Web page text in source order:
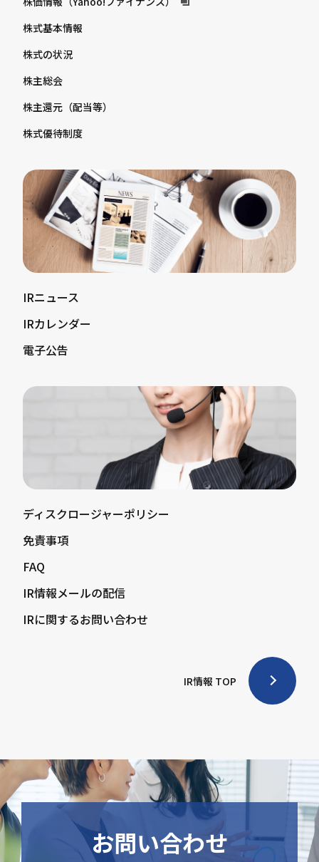
株式基本情報
株式の状況
株主総会
株主還元（配当等）
株式優待制度
IRニュース
IRカレンダー
電子公告
ディスクロージャーポリシー
免責事項
FAQ
IR情報メールの配信
IRに関するお問い合わせ
IR情報 TOP
お問い合わせ